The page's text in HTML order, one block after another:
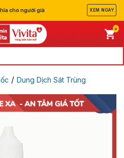
cho người già XEM NGAY
0
/ Dung Dịch Sát Trùng